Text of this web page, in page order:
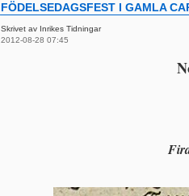
FÖDELSEDAGSFEST I GAMLA
Skrivet av Inrikes Tidningar
2012-08-28 07:45